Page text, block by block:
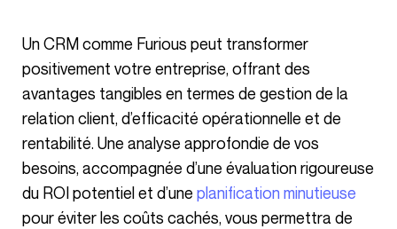
Un CRM comme Furious peut transformer
positivement votre entreprise, offrant des
avantages tangibles en termes de gestion de la
relation client, d’efficacité opérationnelle et de
rentabilité. Une analyse approfondie de vos
besoins, accompagnée d’une évaluation rigoureuse
du ROI potentiel et d’une planification minutieuse
pour éviter les coûts cachés, vous permettra de